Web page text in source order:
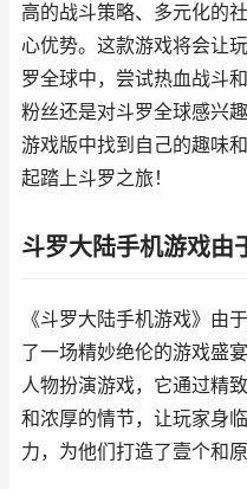
高的战斗策略、多元化的
心优势。这款游戏将会让
罗全球中，尝试热血战斗
粉丝还是对斗罗全球感兴
游戏版中找到自己的趣味
起踏上斗罗之旅！
斗罗大陆手机游戏由
《斗罗大陆手机游戏》由
了一场精妙绝伦的游戏盛
人物扮演游戏，它通过精
和浓厚的情节，让玩家身
力，为他们打造了壹个和